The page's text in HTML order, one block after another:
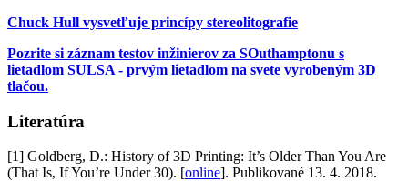
Chuck Hull vysvetľuje princípy stereolitografie
Pozrite si záznam testov inžinierov za SOuthamptonu s
lietadlom SULSA - prvým lietadlom na svete vyrobeným 3D
tlačou.
Literatúra
[1] Goldberg, D.: History of 3D Printing: It’s Older Than You Are
(That Is, If You’re Under 30). [online]. Publikované 13. 4. 2018.